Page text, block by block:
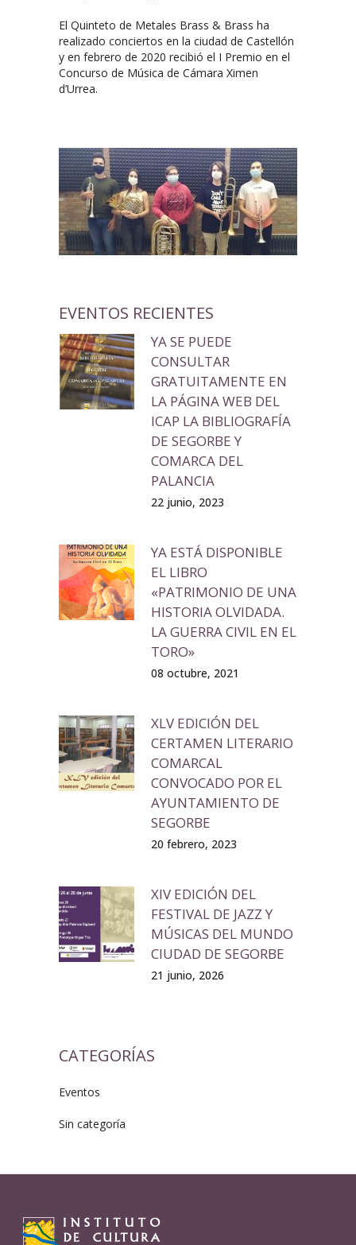
El Quinteto de Metales Brass & Brass ha
realizado conciertos en la ciudad de Castellón
y en febrero de 2020 recibió el I Premio en el
Concurso de Música de Cámara Ximen
d’Urrea.
EVENTOS RECIENTES
YA SE PUEDE
CONSULTAR
GRATUITAMENTE EN
LA PÁGINA WEB DEL
ICAP LA BIBLIOGRAFÍA
DE SEGORBE Y
COMARCA DEL
PALANCIA
22 junio, 2023
YA ESTÁ DISPONIBLE
EL LIBRO
«PATRIMONIO DE UNA
HISTORIA OLVIDADA.
LA GUERRA CIVIL EN EL
TORO»
08 octubre, 2021
XLV EDICIÓN DEL
CERTAMEN LITERARIO
COMARCAL
CONVOCADO POR EL
AYUNTAMIENTO DE
SEGORBE
20 febrero, 2023
XIV EDICIÓN DEL
FESTIVAL DE JAZZ Y
MÚSICAS DEL MUNDO
CIUDAD DE SEGORBE
21 junio, 2026
CATEGORÍAS
Eventos
Sin categoría